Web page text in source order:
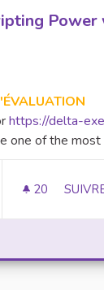
https://delta-
one of the most
20 20